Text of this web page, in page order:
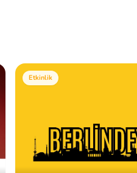
Etkinlik